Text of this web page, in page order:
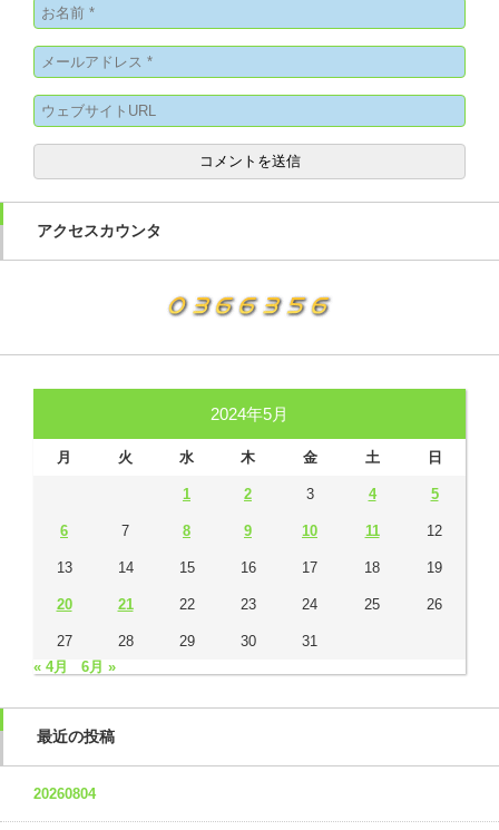
アクセスカウンタ
2024年5月
月 火 水 木 金 土 日
1 2 3 4 5
6 7 8 9 10 11 12
13 14 15 16 17 18 19
20 21 22 23 24 25 26
27 28 29 30
31
« 4月
6月 »
最近の投稿
20260804